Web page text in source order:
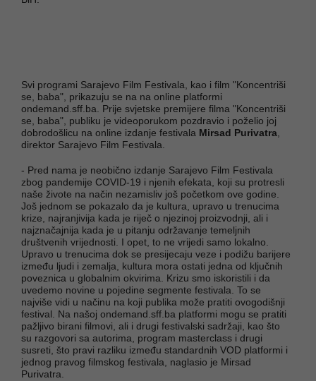
Svi programi Sarajevo Film Festivala, kao i film "Koncentriši
se, baba", prikazuju se na na online platformi
ondemand.sff.ba. Prije svjetske premijere filma "Koncentriši
se, baba", publiku je videoporukom pozdravio i poželio joj
dobrodošlicu na online izdanje festivala Mirsad Purivatra
direktor Sarajevo Film Festivala.
- Pred nama je neobično izdanje Sarajevo Film Festivala
zbog pandemije COVID-19 i njenih efekata, koji su protresli
naše živote na način nezamisliv još početkom ove godine.
Još jednom se pokazalo da je kultura, upravo u trenucima
krize, najranjivija kada je riječ o njezinoj proizvodnji, ali i
najznačajnija kada je u pitanju održavanje temeljnih
društvenih vrijednosti. I opet, to ne vrijedi samo lokalno.
Upravo u trenucima dok se presijecaju veze i podižu barijere
između ljudi i zemalja, kultura mora ostati jedna od ključnih
poveznica u globalnim okvirima. Krizu smo iskoristili i da
uvedemo novine u pojedine segmente festivala. To se
najviše vidi u načinu na koji publika može pratiti ovogodišnji
festival. Na našoj ondemand.sff.ba platformi mogu se pratiti
pažljivo birani filmovi, ali i drugi festivalski sadržaji, kao što
su razgovori sa autorima, program masterclass i drugi
susreti, što pravi razliku između standardnih VOD platformi i
jednog pravog filmskog festivala, naglasio je Mirsad
Purivatra.